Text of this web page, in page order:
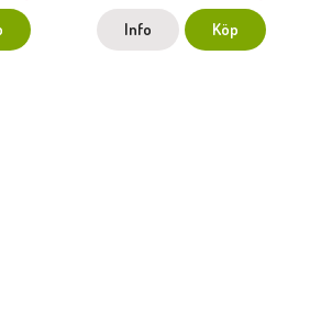
Info Köp